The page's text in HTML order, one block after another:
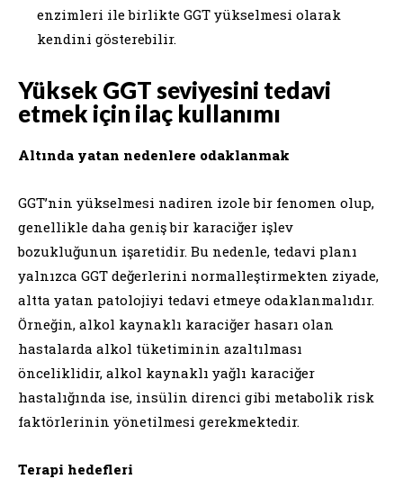
enzimleri ile birlikte GGT yükselmesi olarak
kendini gösterebilir.
Yüksek GGT seviyesini tedavi
etmek için ilaç kullanımı
Altında yatan nedenlere odaklanmak
GGT’nin yükselmesi nadiren izole bir fenomen olup,
genellikle daha geniş bir karaciğer işlev
bozukluğunun işaretidir. Bu nedenle, tedavi planı
yalnızca GGT değerlerini normalleştirmekten ziyade,
altta yatan patolojiyi tedavi etmeye odaklanmalıdır.
Örneğin, alkol kaynaklı karaciğer hasarı olan
hastalarda alkol tüketiminin azaltılması
önceliklidir, alkol kaynaklı yağlı karaciğer
hastalığında ise, insülin direnci gibi metabolik risk
faktörlerinin yönetilmesi gerekmektedir.
Terapi hedefleri